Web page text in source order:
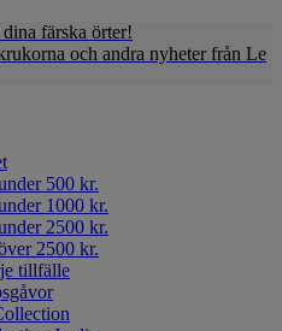
färska örter!
och andra nyheter från Le
500 kr.
1000 kr.
2500 kr.
2500 kr.
tillfälle